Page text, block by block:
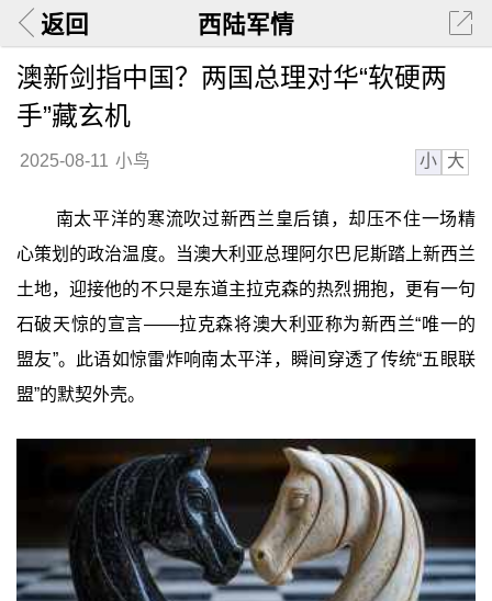
返回 西陆军情
澳新剑指中国？两国总理对华“软硬两
手”藏玄机
2025-08-11 小鸟 小 大
南太平洋的寒流吹过新西兰皇后镇，却压不住一场精
心策划的政治温度。当澳大利亚总理阿尔巴尼斯踏上新西兰
土地，迎接他的不只是东道主拉克森的热烈拥抱，更有一句
石破天惊的宣言——拉克森将澳大利亚称为新西兰“唯一的
盟友”。此语如惊雷炸响南太平洋，瞬间穿透了传统“五眼联
盟”的默契外壳。